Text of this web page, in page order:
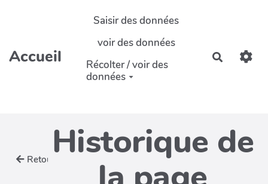
Aller au contenu principal
Accueil
Saisir des données
voir des données
Récolter / voir des
données
Retour Historique de